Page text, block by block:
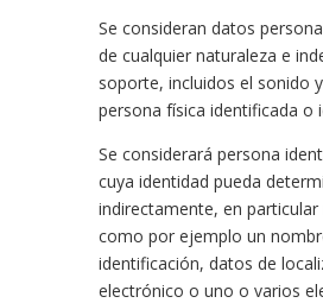
Se consideran datos
de cualquier naturaleza e
soporte, incluidos el sonido
persona física identificada o
Se considerará persona
cuya identidad pueda
indirectamente, en
como por ejemplo un
identificación, datos de
electrónico o uno o varios